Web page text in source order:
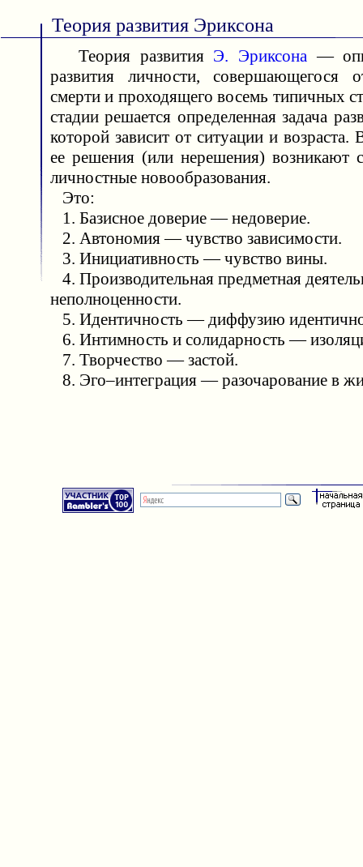
Теория развития Эриксона
Теория развития Э. Эриксона —
развития личности, совершающегося
смерти и проходящего восемь типичных
стадии решается определенная задача
которой зависит от ситуации и возраста.
ее решения (или нерешения) возникают
личностные новообразования.
Это:
1. Базисное доверие — недоверие.
2. Автономия — чувство зависимости.
3. Инициативность — чувство вины.
4. Производительная предметная
неполноценности.
5. Идентичность — диффузию
6. Интимность и солидарность —
7. Творчество — застой.
8. Эго–интеграция — разочарование в